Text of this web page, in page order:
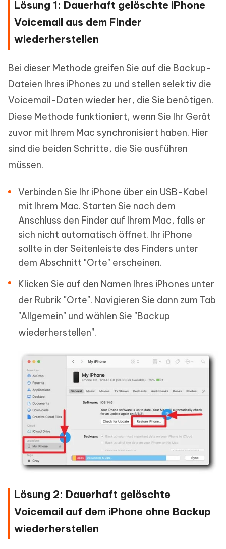
Lösung 1: Dauerhaft gelöschte iPhone
Voicemail aus dem Finder
wiederherstellen
Bei dieser Methode greifen Sie auf die Backup-
Dateien Ihres iPhones zu und stellen selektiv die
Voicemail-Daten wieder her, die Sie benötigen.
Diese Methode funktioniert, wenn Sie Ihr Gerät
zuvor mit Ihrem Mac synchronisiert haben. Hier
sind die beiden Schritte, die Sie ausführen
müssen.
Verbinden Sie Ihr iPhone über ein USB-Kabel
mit Ihrem Mac. Starten Sie nach dem
Anschluss den Finder auf Ihrem Mac, falls er
sich nicht automatisch öffnet. Ihr iPhone
sollte in der Seitenleiste des Finders unter
dem Abschnitt "Orte" erscheinen.
Klicken Sie auf den Namen Ihres iPhones unter
der Rubrik "Orte". Navigieren Sie dann zum Tab
"Allgemein" und wählen Sie "Backup
wiederherstellen".
Lösung 2: Dauerhaft gelöschte
Voicemail auf dem iPhone ohne Backup
wiederherstellen